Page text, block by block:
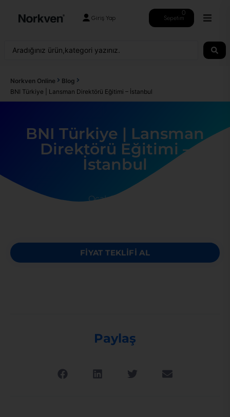
Giriş Yap Sepetim
0
Norkven Online
Blog
BNI Türkiye | Lansman Direktörü Eğitimi – İstanbul
BNI Türkiye | Lansman
Direktörü Eğitimi –
İstanbul
Ocak 31, 2025
FİYAT TEKLİFİ AL
Paylaş